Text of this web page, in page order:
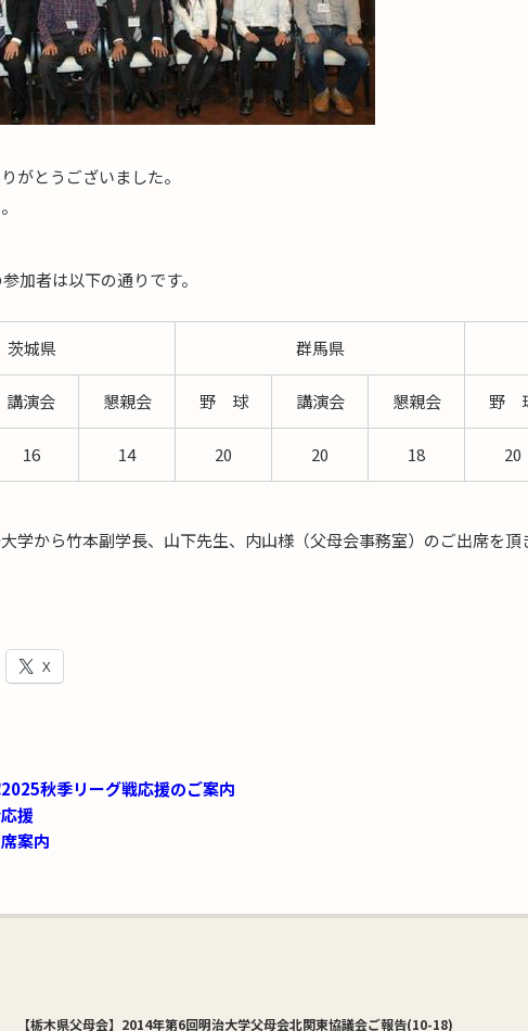
がとうございました。
加者は以下の通りです。
茨城県 群馬県
講演会 懇親会 野 球 講演会 懇親会 野
16 14 20 20 18 20
学から竹本副学長、山下先生、内山様（父母会事務室）のご出席を頂
X
秋季リーグ戦応援のご案内
援
案内
【栃木県父母会】2014年第6回明治大学父母会北関東協議会ご報告(10-18)